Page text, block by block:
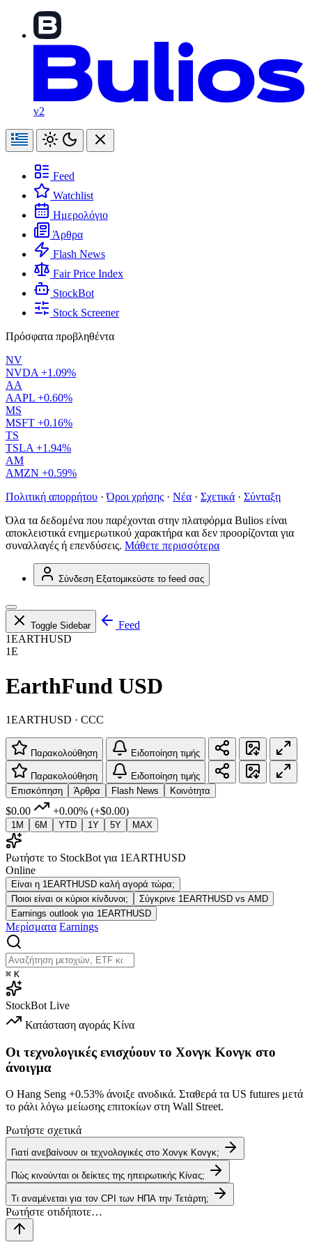
v2
Feed
Watchlist
Ημερολόγιο
Άρθρα
Flash News
Fair Price Index
StockBot
Stock Screener
Πρόσφατα προβληθέντα
NV
NVDA +1.09%
AA
AAPL +0.60%
MS
MSFT +0.16%
TS
TSLA +1.94%
AM
AMZN +0.59%
Πολιτική απορρήτου · Όροι χρήσης · Νέα · Σχετικά · Σύνταξη
Όλα τα δεδομένα που παρέχονται στην πλατφόρμα Bulios είναι
αποκλειστικά ενημερωτικού χαρακτήρα και δεν προορίζονται για
συναλλαγές ή επενδύσεις. Μάθετε περισσότερα
Σύνδεση Εξατομικεύστε το feed σας
Toggle Sidebar
Feed
1EARTHUSD
1E
EarthFund USD
1EARTHUSD · CCC
Παρακολούθηση Ειδοποίηση τιμής
Παρακολούθηση
Ειδοποίηση τιμής
Επισκόπηση
Άρθρα Flash News Κοινότητα
$0.00 +0.00% (+$0.00)
1M 6M YTD 1Y 5Y MAX
Ρωτήστε το StockBot για 1EARTHUSD
Online
Είναι η 1EARTHUSD καλή αγορά τώρα;
Ποιοι είναι οι κύριοι κίνδυνοι;
Σύγκρινε 1EARTHUSD vs AMD
Earnings outlook για 1EARTHUSD
Μερίσματα Earnings
⌘ K
StockBot Live
Κατάσταση αγοράς Κίνα
Οι τεχνολογικές ενισχύουν το Χονγκ Κονγκ στο
άνοιγμα
Ο Hang Seng +0.53% άνοιξε ανοδικά. Σταθερά τα US futures μετά
το ράλι λόγω μείωσης επιτοκίων στη Wall Street.
Ρωτήστε σχετικά
Γιατί ανεβαίνουν οι τεχνολογικές στο Χονγκ Κονγκ;
Πώς κινούνται οι δείκτες της ηπειρωτικής Κίνας;
Τι αναμένεται για τον CPI των ΗΠΑ την Τετάρτη;